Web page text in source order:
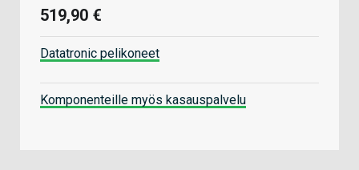
519,90 €
Datatronic pelikoneet
Komponenteille myös kasauspalvelu